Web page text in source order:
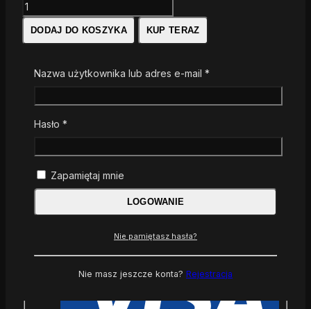
DODAJ DO KOSZYKA KUP TERAZ
PODZIEL SIĘ
Rabaty dla stałych klientów :
Nazwa użytkownika lub adres e-mail *
Hasło *
Zapamiętaj mnie
LOGOWANIE
Nie pamiętasz hasła?
Nie masz jeszcze konta? Rejestracja